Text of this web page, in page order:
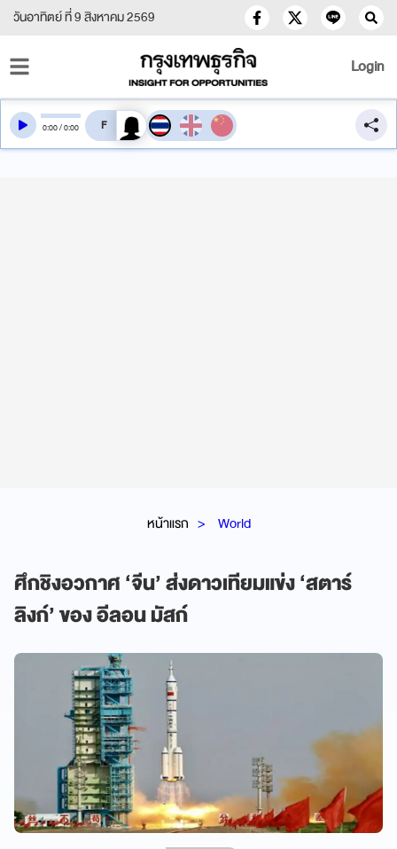
วันอาทิตย์ ที่ 9 สิงหาคม 2569
Login
หน้าแรก World
ศึกชิงอวกาศ ‘จีน’ ส่งดาวเทียมแข่ง ‘สตาร์
ลิงก์’ ของ อีลอน มัสก์
0:00/0:00 สลับเสียงอ่าน